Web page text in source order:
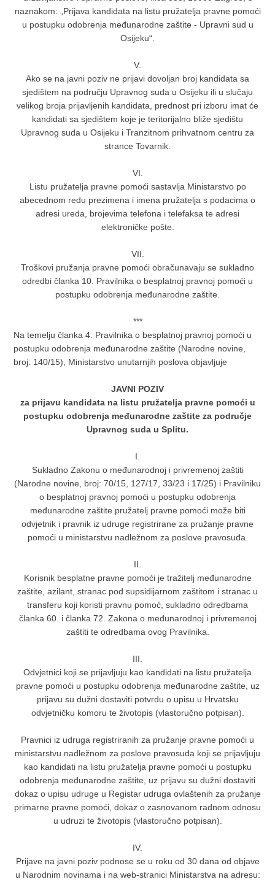
naznakom: „Prijava kandidata na listu pružatelja pravne pomoći
u postupku odobrenja međunarodne zaštite - Upravni sud u
Osijeku“.
V.
Ako se na javni poziv ne prijavi dovoljan broj kandidata sa
sjedištem na području Upravnog suda u Osijeku ili u slučaju
velikog broja prijavljenih kandidata, prednost pri izboru imat će
kandidati sa sjedištem koje je teritorijalno bliže sjedištu
Upravnog suda u Osijeku i Tranzitnom prihvatnom centru za
strance Tovarnik.
VI.
Listu pružatelja pravne pomoći sastavlja Ministarstvo po
abecednom redu prezimena i imena pružatelja s podacima o
adresi ureda, brojevima telefona i telefaksa te adresi
elektroničke pošte.
VII.
Troškovi pružanja pravne pomoći obračunavaju se sukladno
odredbi članka 10. Pravilnika o besplatnoj pravnoj pomoći u
postupku odobrenja međunarodne zaštite.
***
Na temelju članka 4. Pravilnika o besplatnoj pravnoj pomoći u
postupku odobrenja međunarodne zaštite (Narodne novine,
broj: 140/15), Ministarstvo unutarnjih poslova objavljuje
JAVNI POZIV
za prijavu kandidata na listu pružatelja pravne pomoći u
postupku odobrenja međunarodne zaštite za područje
Upravnog suda u Splitu.
I.
Sukladno Zakonu o međunarodnoj i privremenoj zaštiti
(Narodne novine, broj: 70/15, 127/17, 33/23 i 17/25) i Pravilniku
o besplatnoj pravnoj pomoći u postupku odobrenja
međunarodne zaštite pružatelj pravne pomoći može biti
odvjetnik i pravnik iz udruge registrirane za pružanje pravne
pomoći u ministarstvu nadležnom za poslove pravosuđa.
II.
Korisnik besplatne pravne pomoći je tražitelj međunarodne
zaštite, azilant, stranac pod supsidijarnom zaštitom i stranac u
transferu koji koristi pravnu pomoć, sukladno odredbama
članka 60. i članka 72. Zakona o međunarodnoj i privremenoj
zaštiti te odredbama ovog Pravilnika.
III.
Odvjetnici koji se prijavljuju kao kandidati na listu pružatelja
pravne pomoći u postupku odobrenja međunarodne zaštite, uz
prijavu su dužni dostaviti potvrdu o upisu u Hrvatsku
odvjetničku komoru te životopis (vlastoručno potpisan).
Pravnici iz udruga registriranih za pružanje pravne pomoći u
ministarstvu nadležnom za poslove pravosuđa koji se prijavljuju
kao kandidati na listu pružatelja pravne pomoći u postupku
odobrenja međunarodne zaštite, uz prijavu su dužni dostaviti
dokaz o upisu udruge u Registar udruga ovlaštenih za pružanje
primarne pravne pomoći, dokaz o zasnovanom radnom odnosu
u udruzi te životopis (vlastoručno potpisan).
IV.
Prijave na javni poziv podnose se u roku od 30 dana od objave
u Narodnim novinama i na web-stranici Ministarstva na adresu: